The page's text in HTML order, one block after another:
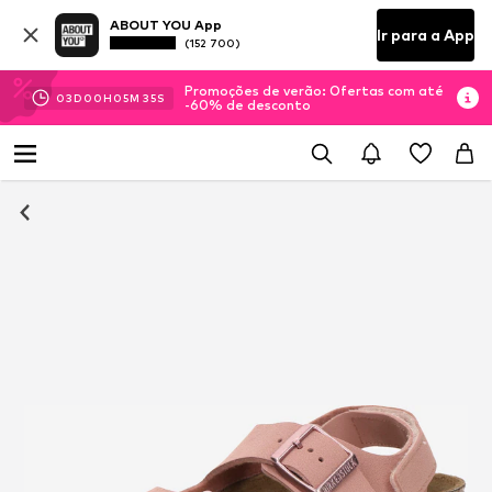
ABOUT YOU App
(152 700) Ir para a App
03D 00H 05M 35S
Promoções de verão: Ofertas com até
-60% de desconto